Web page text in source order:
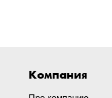
Компания